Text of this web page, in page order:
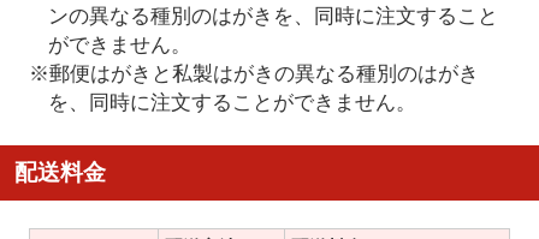
ンの異なる種別のはがきを、同時に注文すること
ができません。
※郵便はがきと私製はがきの異なる種別のはがき
を、同時に注文することができません。
配送料金